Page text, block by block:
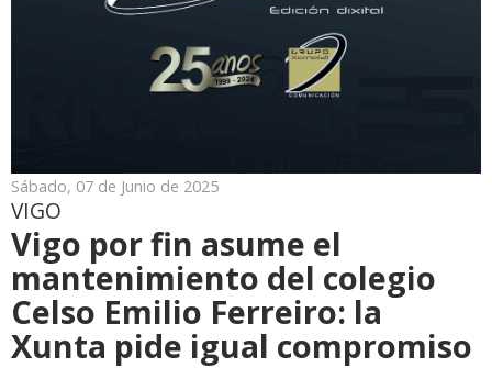
Sábado, 07 de Junio de 2025
VIGO
Vigo por fin asume el
mantenimiento del colegio
Celso Emilio Ferreiro: la
Xunta pide igual compromiso